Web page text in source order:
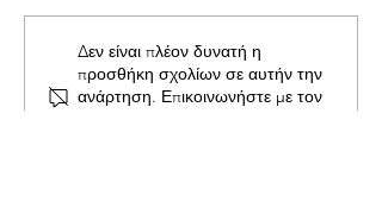
ΠΑΣ Ναυπάκτου:
Ξενίνημα στο 2025 με το
δεξί.
Δεν είναι πλέον δυνατή η
προσθήκη σχολίων σε αυτήν την
ανάρτηση. Επικοινωνήστε με τον